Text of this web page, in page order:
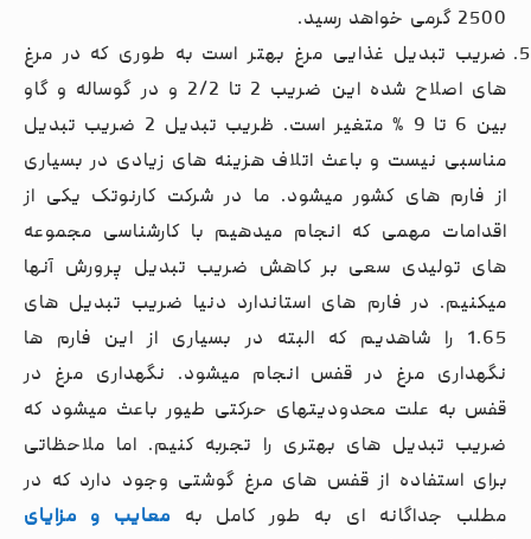
2500 گرمی خواهد رسید.
ضریب تبدیل غذایی مرغ بهتر است به طوری که در مرغ
های اصلاح شده این ضریب 2 تا 2/2 و در گوساله و گاو
بین 6 تا 9 % متغیر است. ظریب تبدیل 2 ضریب تبدیل
مناسبی نیست و باعث اتلاف هزینه های زیادی در بسیاری
از فارم های کشور میشود. ما در شرکت کارنوتک یکی از
اقدامات مهمی که انجام میدهیم با کارشناسی مجموعه
های تولیدی سعی بر کاهش ضریب تبدیل پرورش آنها
میکنیم. در فارم های استاندارد دنیا ضریب تبدیل های
1.65 را شاهدیم که البته در بسیاری از این فارم ها
نگهداری مرغ در قفس انجام میشود. نگهداری مرغ در
قفس به علت محدودیتهای حرکتی طیور باعث میشود که
ضریب تبدیل های بهتری را تجربه کنیم. اما ملاحظاتی
برای استفاده از قفس های مرغ گوشتی وجود دارد که در
مطلب جداگانه ای به طور کامل به معایب و مزایای